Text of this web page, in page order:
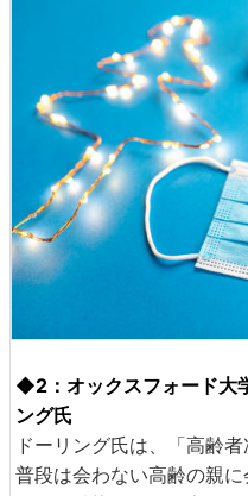
◆2：オックスフォード大
ング氏
ドーリング氏は、「高齢
普段は会わない高齢の親